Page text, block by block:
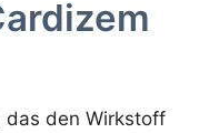
das den Wirkstoff